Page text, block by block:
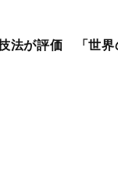
法が評価 「世界